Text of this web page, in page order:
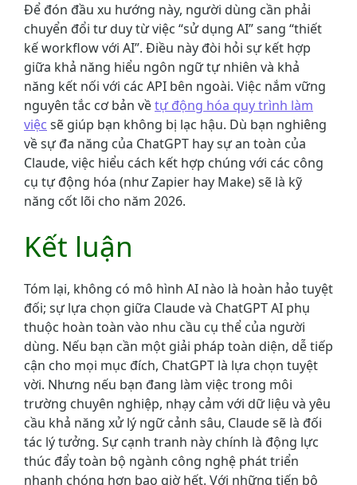
Để đón đầu xu hướng này, người dùng cần phải
chuyển đổi tư duy từ việc “sử dụng AI” sang “thiết
kế workflow với AI”. Điều này đòi hỏi sự kết hợp
giữa khả năng hiểu ngôn ngữ tự nhiên và khả
năng kết nối với các API bên ngoài. Việc nắm vững
nguyên tắc cơ bản vềtự động hóa quy trình làm
việc sẽ giúp bạn không bị lạc hậu. Dù bạn nghiêng
về sự đa năng của ChatGPT hay sự an toàn của
Claude, việc hiểu cách kết hợp chúng với các công
cụ tự động hóa (như Zapier hay Make) sẽ là kỹ
năng cốt lõi cho năm 2026.
Kết luận
Tóm lại, không có mô hình AI nào là hoàn hảo tuyệt
đối; sự lựa chọn giữa Claude và ChatGPT AI phụ
thuộc hoàn toàn vào nhu cầu cụ thể của người
dùng. Nếu bạn cần một giải pháp toàn diện, dễ tiếp
cận cho mọi mục đích, ChatGPT là lựa chọn tuyệt
vời. Nhưng nếu bạn đang làm việc trong môi
trường chuyên nghiệp, nhạy cảm với dữ liệu và yêu
cầu khả năng xử lý ngữ cảnh sâu, Claude sẽ là đối
tác lý tưởng. Sự cạnh tranh này chính là động lực
thúc đẩy toàn bộ ngành công nghệ phát triển
nhanh chóng hơn bao giờ hết. Với những tiến bộ